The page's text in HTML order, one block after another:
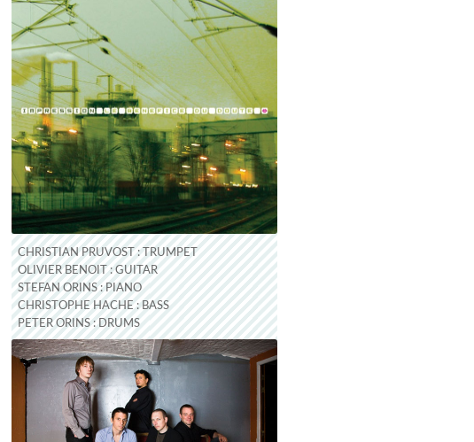
CHRISTIAN PRUVOST : TRUMPET
OLIVIER BENOIT : GUITAR
STEFAN ORINS : PIANO
CHRISTOPHE HACHE : BASS
PETER ORINS : DRUMS